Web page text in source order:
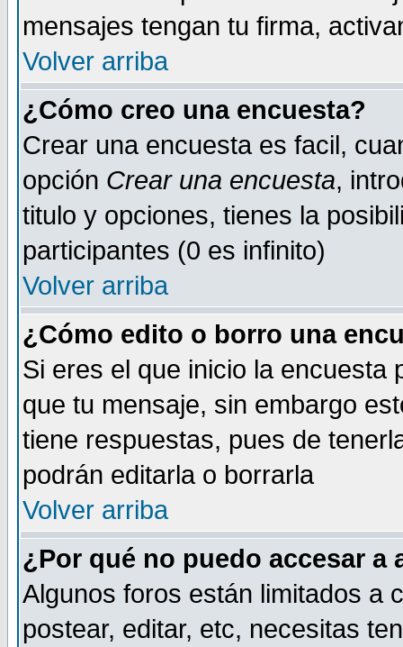
mensajes tengan tu firma,
Volver arriba
¿Cómo creo una encuesta?
Crear una encuesta es facil,
opción Crear una encuesta,
titulo y opciones, tienes la
participantes (0 es infinito)
Volver arriba
¿Cómo edito o borro una
Si eres el que inicio la encuesta
que tu mensaje, sin embargo
tiene respuestas, pues de
podrán editarla o borrarla
Volver arriba
¿Por qué no puedo accesar a
Algunos foros están limitados a
postear, editar, etc, necesitas